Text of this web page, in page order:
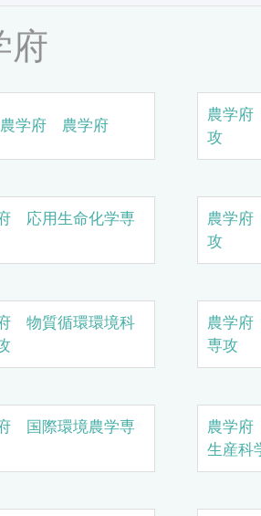
府
農学府 農学府
農学
攻
応用生命化学専
農学
攻
物質循環環境科
農学
専攻
国際環境農学専
農学
生産科